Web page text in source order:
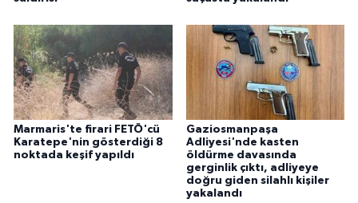
Marmaris'te firari FETÖ'cü
Karatepe'nin gösterdiği 8
noktada keşif yapıldı
Gaziosmanpaşa
Adliyesi'nde kasten
öldürme davasında
gerginlik çıktı, adliyeye
doğru giden silahlı kişiler
yakalandı